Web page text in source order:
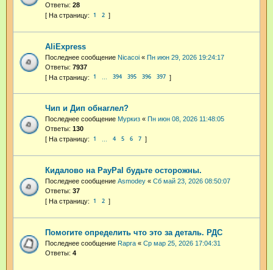
Ответы: 28
1 2
AliExpress
Последнее сообщение Nicacoi « Пн июн 29, 2026 19:24:17
Ответы: 7937
1 394 395 396 397
Чип и Дип обнаглел?
Последнее сообщение Муркиз « Пн июн 08, 2026 11:48:05
Ответы: 130
1 4 5 6 7
Кидалово на PayPal будьте осторожны.
Последнее сообщение Asmodey « Сб май 23, 2026 08:50:07
Ответы: 37
1 2
Помогите определить что это за деталь. РДС
Последнее сообщение Rapra « Ср мар 25, 2026 17:04:31
Ответы: 4